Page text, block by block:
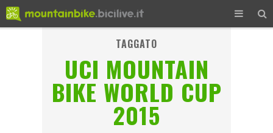
TAGGATO
UCI MOUNTAIN
BIKE WORLD CUP
2015